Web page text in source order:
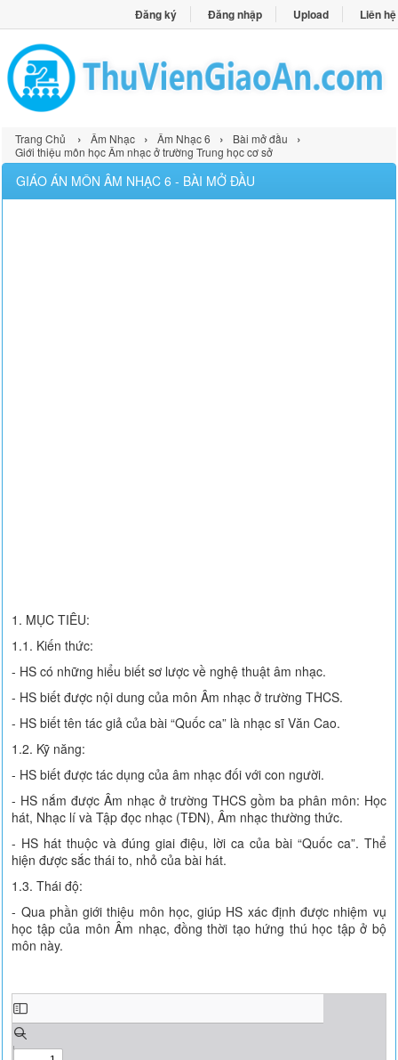
Đăng ký Đăng nhập Upload Liên hệ
Trang Chủ › Âm Nhạc › Âm Nhạc 6 › Bài mở đầu ›
Giới thiệu môn học Âm nhạc ở trường Trung học cơ sở
GIÁO ÁN MÔN ÂM NHẠC 6 - BÀI MỞ ĐẦU
1. MỤC TIÊU:
1.1. Kiến thức:
- HS có những hiểu biết sơ lược về nghệ thuật âm nhạc.
- HS biết được nội dung của môn Âm nhạc ở trường THCS.
- HS biết tên tác giả của bài “Quốc ca” là nhạc sĩ Văn Cao.
1.2. Kỹ năng:
- HS biết được tác dụng của âm nhạc đối với con người.
- HS nắm được Âm nhạc ở trường THCS gồm ba phân môn: Học
hát, Nhạc lí và Tập đọc nhạc (TĐN), Âm nhạc thường thức.
- HS hát thuộc và đúng giai điệu, lời ca của bài “Quốc ca”. Thể
hiện được sắc thái to, nhỏ của bài hát.
1.3. Thái độ:
- Qua phần giới thiệu môn học, giúp HS xác định được nhiệm vụ
học tập của môn Âm nhạc, đồng thời tạo hứng thú học tập ở bộ
môn này.